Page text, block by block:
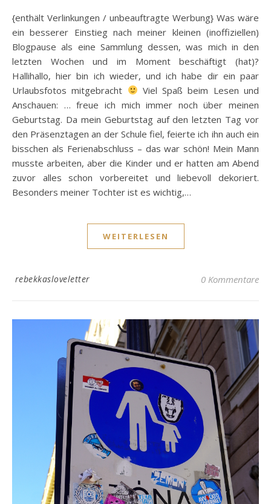
{enthält Verlinkungen / unbeauftragte Werbung} Was wäre
ein besserer Einstieg nach meiner kleinen (inoffiziellen)
Blogpause als eine Sammlung dessen, was mich in den
letzten Wochen und im Moment beschäftigt (hat)?
Hallihallo, hier bin ich wieder, und ich habe dir ein paar
Urlaubsfotos mitgebracht
Viel Spaß beim Lesen und
Anschauen: … freue ich mich immer noch über meinen
Geburtstag. Da mein Geburtstag auf den letzten Tag vor
den Präsenztagen an der Schule fiel, feierte ich ihn auch ein
bisschen als Ferienabschluss – das war schön! Mein Mann
musste arbeiten, aber die Kinder und er hatten am Abend
zuvor alles schon vorbereitet und liebevoll dekoriert.
Besonders meiner Tochter ist es wichtig,…
WEITERLESEN
rebekkasloveletter 0 Kommentare